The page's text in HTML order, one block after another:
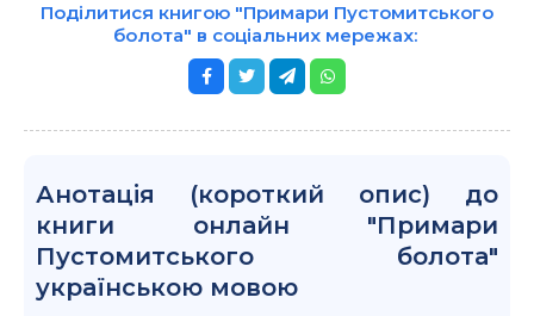
Поділитися книгою "Примари Пустомитського
болота" в соціальних мережах:
Анотація (короткий опис) до
книги онлайн "Примари
Пустомитського болота"
українською мовою